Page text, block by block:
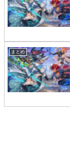
まとめ